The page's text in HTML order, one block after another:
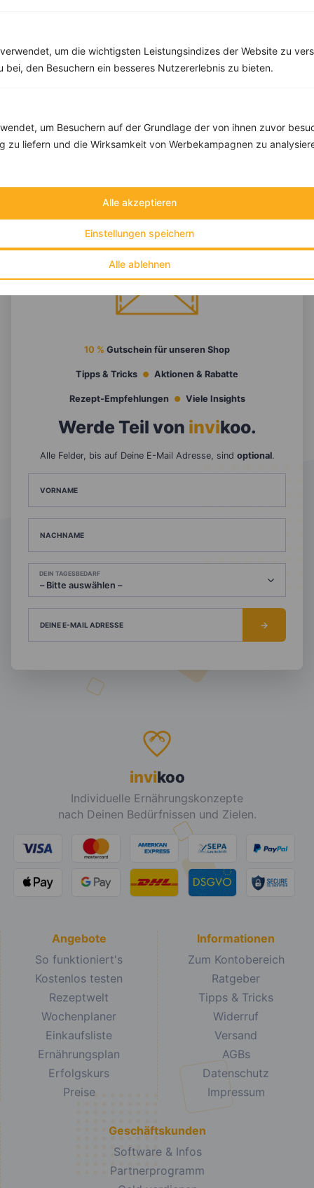
um die wichtigsten Leistungsindizes der Website zu
bei, den Besuchern ein besseres Nutzererlebnis zu bieten.
um Besuchern auf der Grundlage der von ihnen zuvor
zu liefern und die Wirksamkeit von Werbekampagnen zu
Alle ablehnen
Einstellungen speichern
Alle akzeptieren
‹ ›
Fett:5 g
Eiweiß: 23 g
10 % Gutschein für unseren Shop
Tipps & Tricks Aktionen & Rabatte
Rezept-Empfehlungen Viele Insights
Werde Teil von invikoo.
Alle Felder, bis auf Deine E-Mail Adresse, sind optional.
VORNAME
NACHNAME
DEIN TAGESBEDARF
DEINE E-MAIL ADRESSE
invikoo
Individuelle Ernährungskonzepte
nach Deinen Bedürfnissen und Zielen.
Angebote
So funktioniert's
Kostenlos testen
Rezeptwelt
Wochenplaner
Einkaufsliste
Ernährungsplan
Erfolgskurs
Preise
Informationen
Zum Kontobereich
Ratgeber
Tipps & Tricks
Widerruf
Versand
AGBs
Datenschutz
Impressum
Geschäftskunden
Software & Infos
Partnerprogramm